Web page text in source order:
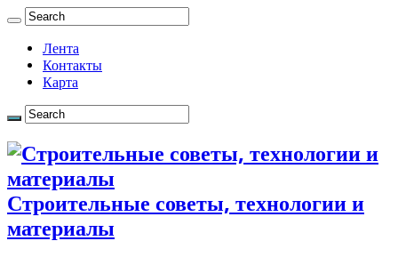
Лента
Контакты
Карта
Строительные советы, технологии и
материалы